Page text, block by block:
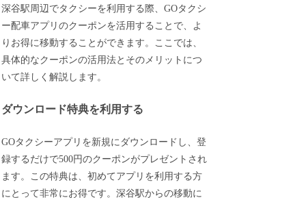
深谷駅周辺でタクシーを利用する際、GOタクシ
ー配車アプリのクーポンを活用することで、よ
りお得に移動することができます。ここでは、
具体的なクーポンの活用法とそのメリットにつ
いて詳しく解説します。
ダウンロード特典を利用する
GOタクシーアプリを新規にダウンロードし、登
録するだけで500円のクーポンがプレゼントされ
ます。この特典は、初めてアプリを利用する方
にとって非常にお得です。深谷駅からの移動に